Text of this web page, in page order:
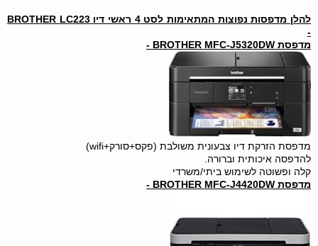
להלן מדפסות נפוצות המתאימות לסט 4 ראשי דיו BROTHER LC223
-
מדפסת BROTHER MFC-J5320DW -
מדפסת הזרקת דיו צבעונית משולבת (פקס+סורק+wifi)
להדפסה איכותית וברורה.
קלה ופשוטה לשימוש ביתי/משרדי
מדפסת BROTHER MFC-J4420DW -